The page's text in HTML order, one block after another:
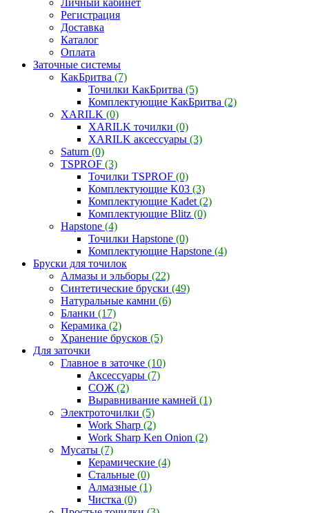
Регистрация
Доставка
Каталог
Оплата
Заточные системы
КакБритва (7)
Точилки КакБритва (5)
Комплектующие КакБритва (2)
XARILK (0)
XARILK точилки (0)
XARILK аксессуары (3)
Saturn (0)
TSPROF (3)
Точилки TSPROF (0)
Комплектующие K03 (3)
Комплектующие Kadet (2)
Комплектующие Blitz (0)
Hapstone (4)
Точилки Hapstone (0)
Комплектующие Hapstone (4)
Бруски для точилок
Алмазы и эльборы (22)
Синтетические бруски (49)
Натуральные камни (6)
Бланки (17)
Керамика (2)
Хранение брусков (5)
Для заточки
Главное в заточке (10)
Аксессуары (7)
СОЖ (2)
Выравнивание камней (1)
Электроточилки (5)
Work Sharp (2)
Work Sharp Ken Onion (2)
Мусаты (7)
Керамические (4)
Стальные (0)
Алмазные (1)
Чистка (0)